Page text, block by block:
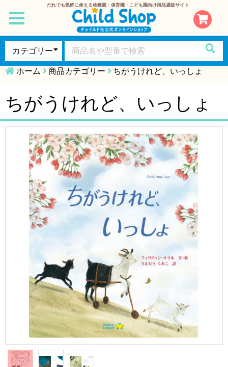
だれでも気軽に使える幼稚園・保育園・こども園向け用品通販サイト
toggle
navigation
ホーム 商品カテゴリー ちがうけれど、いっしょ
ちがうけれど、いっしょ